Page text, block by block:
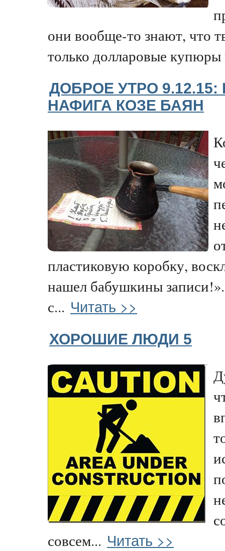
они вообще-то знают, что
только долларовые купюры
ДОБРОЕ УТРО
НАФИГА КОЗЕ БАЯН
пластиковую коробку,
нашел бабушкины
с... Читать >>
ХОРОШИЕ ЛЮДИ 5
совсем... Читать >>